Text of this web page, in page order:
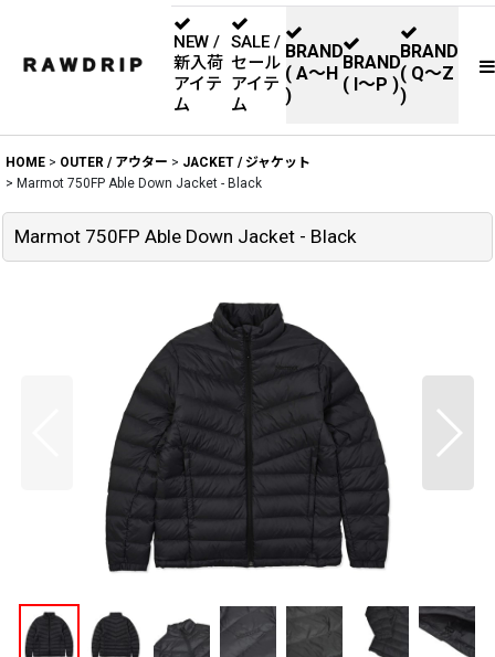
NEW /
新入荷
アイテ
ム
SALE /
セール
アイテ
ム
BRAND
( A〜H
)
BRAND
( I〜P )
BRAND
( Q〜Z
)
HOME > OUTER / アウター > JACKET / ジャケット
> Marmot 750FP Able Down Jacket - Black
Marmot 750FP Able Down Jacket - Black